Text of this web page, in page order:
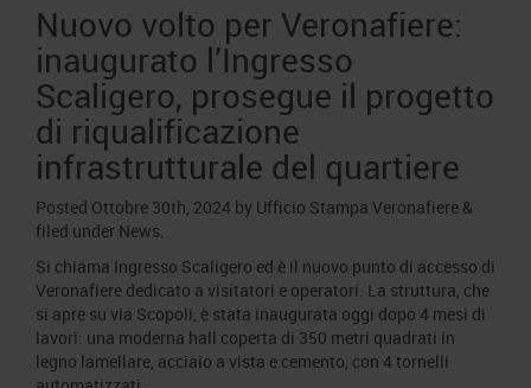
Codice Etico
Responsabilità Sociale d’Impresa
Responsabilità ambientale
Certificazioni riconosciute
Compensi Organi Societari
Bilanci Societari
Nuovo volto per Veronafiere:
inaugurato l’Ingresso
Scaligero, prosegue il progetto
di riqualificazione
infrastrutturale del quartiere
Posted Ottobre 30th, 2024 by Ufficio Stampa Veronafiere &
filed under News.
Si chiama Ingresso Scaligero ed è il nuovo punto di accesso di
Veronafiere dedicato a visitatori e operatori. La struttura, che
si apre su via Scopoli, è stata inaugurata oggi dopo 4 mesi di
lavori: una moderna hall coperta di 350 metri quadrati in
legno lamellare, acciaio a vista e cemento, con 4 tornelli